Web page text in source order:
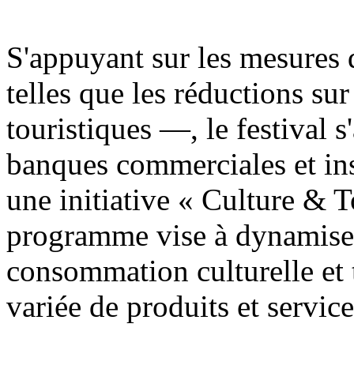
S'appuyant sur les
telles que les réductions
touristiques —, le festival
banques commerciales et
une initiative « Culture &
programme vise à
consommation culturelle et
variée de produits et